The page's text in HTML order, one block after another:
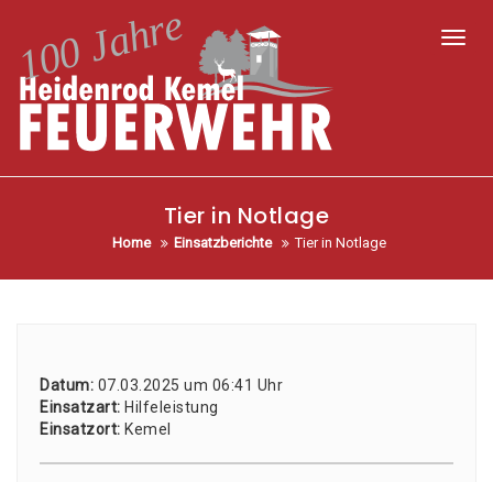
Tier in Notlage
Home Einsatzberichte Tier in Notlage
Datum: 07.03.2025 um 06:41 Uhr
Ein­satz­art: Hil­fe­leis­tung
Ein­satz­ort: Kemel